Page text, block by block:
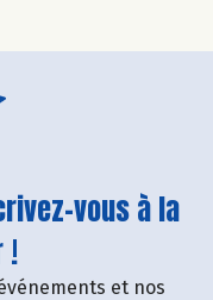
vous à la
!
et nos